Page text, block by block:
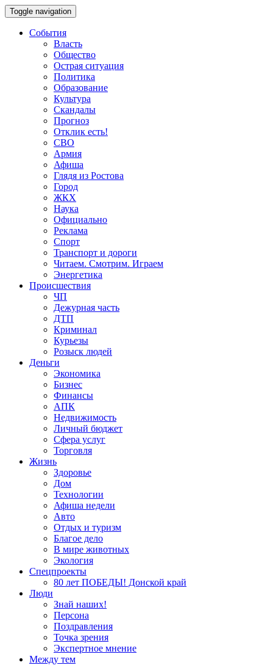
Toggle navigation
События
Власть
Общество
Острая ситуация
Политика
Образование
Культура
Скандалы
Прогноз
Отклик есть!
СВО
Армия
Афиша
Глядя из Ростова
Город
ЖКХ
Наука
Официально
Реклама
Спорт
Транспорт и дороги
Читаем. Смотрим. Играем
Энергетика
Происшествия
ЧП
Дежурная часть
ДТП
Криминал
Курьезы
Розыск людей
Деньги
Экономика
Бизнес
Финансы
АПК
Недвижимость
Личный бюджет
Сфера услуг
Торговля
Жизнь
Здоровье
Дом
Технологии
Афиша недели
Авто
Отдых и туризм
Благое дело
В мире животных
Экология
Спецпроекты
80 лет ПОБЕДЫ! Донской край
Люди
Знай наших!
Персона
Поздравления
Точка зрения
Экспертное мнение
Между тем